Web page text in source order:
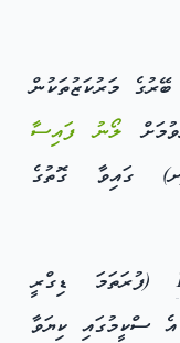
މަރުކަޒުތަކުން
ލޯނު
ފައިސާ
ގައިވާ ގޮތުގެ
(ފުރަތަމަ ޑިގްރީ
ސްކީމުގައި ކިޔަވާ